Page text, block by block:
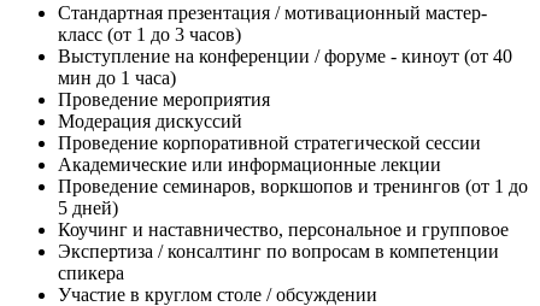
Стандартная презентация / мотивационный мастер-
класс (от 1 до 3 часов)
Выступление на конференции / форуме - киноут (от 40
мин до 1 часа)
Проведение мероприятия
Модерация дискуссий
Проведение корпоративной стратегической сессии
Академические или информационные лекции
Проведение семинаров, воркшопов и тренингов (от 1 до
5 дней)
Коучинг и наставничество, персональное и групповое
Экспертиза / консалтинг по вопросам в компетенции
спикера
Участие в круглом столе / обсуждении